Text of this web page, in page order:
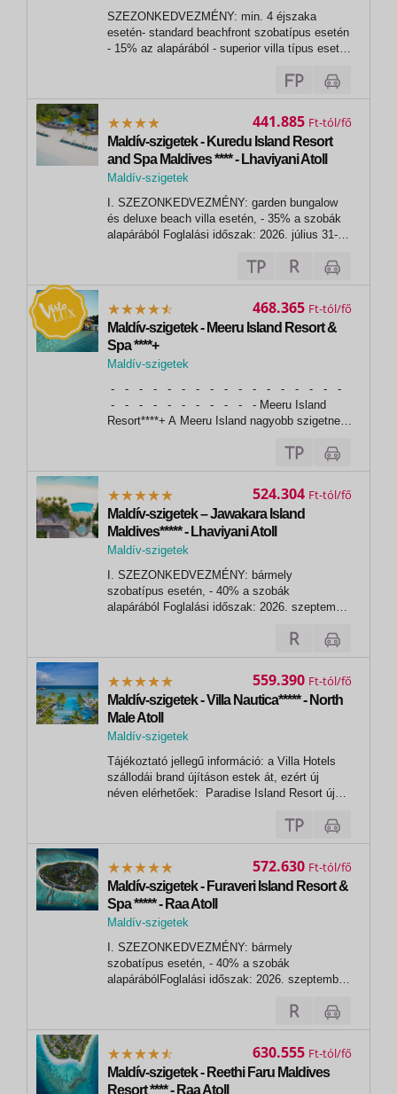
, Bandos Maldives Resort
SZEZONKEDVEZMÉNY: min. 4 éjszaka
esetén- standard beachfront szobatípus esetén
- 15% az alapárából - superior villa típus esetén
esetén - 25% az alapárábólFoglalási időszak:
2026. szeptember 30-igUtazási időszak: 2026.
Maldív-szigetek - Kuredu Island Resort
and Spa Maldives **** - Lhaviyani Atoll
Maldív-szigetek
I. SZEZONKEDVEZMÉNY: garden bungalow
és deluxe beach villa esetén, - 35% a szobák
alapárából Foglalási időszak: 2026. július 31-
26. - A kedvezmény a pótágy árából is
levonásra kerül,- további kedvezményekkel
441.885 Ft
Maldív-szigetek - Meeru Island Resort &
Spa ****+
Maldív-szigetek
- - - - - - - - - - - - - - - - -
- - - - - - - - - - - Meeru Island
Resort****+ A Meeru Island nagyobb szigetnek
szélességével. A kókuszpálmákkal és
vakítóan fehér homokkal borított,
468.365 Ft
Maldív-szigetek – Jawakara Island
Maldives***** - Lhaviyani Atoll
Maldív-szigetek
I. SZEZONKEDVEZMÉNY: bármely
szobatípus esetén, - 40% a szobák
alapárából Foglalási időszak: 2026. szeptember
2026. december 26. - A kedvezmény a pótágy
árából is levonásra kerül,- további
SZEZONKEDVEZMÉNY: bármely...
524.304 Ft
Maldív-szigetek - Villa Nautica***** - North
Male Atoll
Maldív-szigetek
Tájékoztató jellegű információ: a Villa Hotels
szállodái brand újításon estek át, ezért új
néven elérhetőek: Paradise Island Resort új
- - - - - - - - - - - - - -
- - - - -...
559.390 Ft
Maldív-szigetek - Furaveri Island Resort &
Spa ***** - Raa Atoll
Maldív-szigetek
I. SZEZONKEDVEZMÉNY: bármely
szobatípus esetén, - 40% a szobák
alapárábólFoglalási időszak: 2026. szeptember
december 23.- A kedvezmény a pótágy árából
is levonásra kerül,- további kedvezményekkel
ingyenes szoba...
572.630 Ft
Maldív-szigetek - Reethi Faru Maldives
Resort **** - Raa Atoll
630.555 Ft